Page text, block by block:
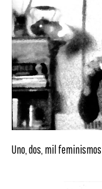
Uno, dos, mil feminismos